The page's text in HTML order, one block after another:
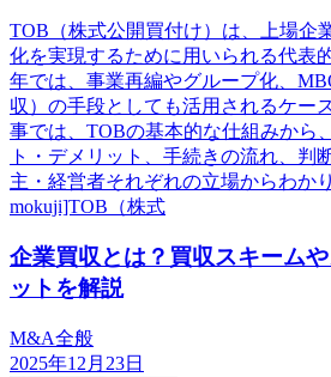
TOB（株式公開買付け）は、上場企
化を実現するために用いられる代表
年では、事業再編やグループ化、
収）の手段としても活用されるケー
事では、TOBの基本的な仕組みから
ト・デメリット、手続きの流れ、判
主・経営者それぞれの立場からわか
mokuji]TOB（株式
企業買収とは？買収スキーム
ットを解説
M&A全般
2025年12月23日